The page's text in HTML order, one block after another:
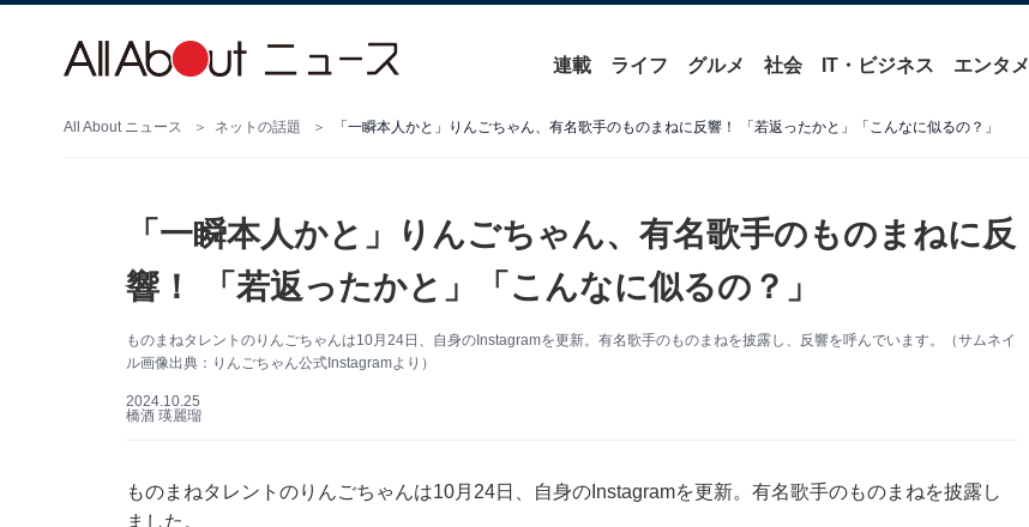
連載 ライフ グルメ 社会 IT・ビジネス エンタメ
All About ニュース ネットの話題 「一瞬本人かと」りんごちゃん、有名歌手のものまねに反響！ 「若返ったかと」「こんなに似るの？」
「一瞬本人かと」りんごちゃん、有名歌手のものまねに反
響！ 「若返ったかと」「こんなに似るの？」
ものまねタレントのりんごちゃんは10月24日、自身のInstagramを更新。有名歌手のものまねを披露し、反響を呼んでいます。（サムネイ
ル画像出典：りんごちゃん公式Instagramより）
2024.10.25
橋酒 瑛麗瑠
ものまねタレントのりんごちゃんは10月24日、自身のInstagramを更新。有名歌手のものまねを披露し
ました。